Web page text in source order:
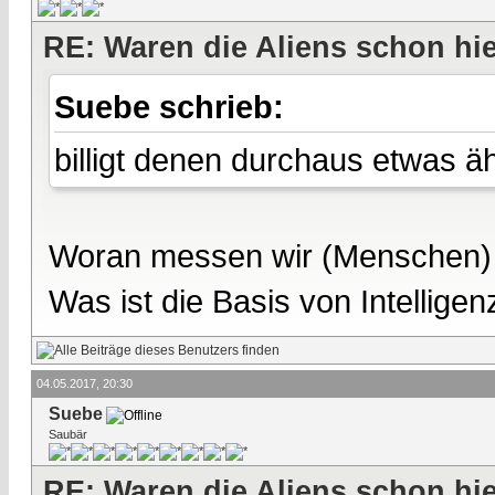
RE: Waren die Aliens schon
Suebe schrieb:
billigt denen durchaus etwas
Woran messen wir
Was ist die Basis von
04.05.2017, 20:30
Suebe
Saubär